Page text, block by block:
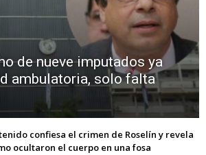
de nueve imputados ya
ambulatoria, solo falta
confiesa el crimen de Roselín y revela
ocultaron el cuerpo en una fosa